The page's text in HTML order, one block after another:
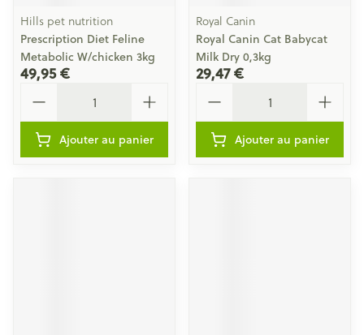
Hills pet nutrition
Prescription Diet Feline
Metabolic W/chicken 3kg
49,95 €
Ajouter au panier
Royal Canin
Royal Canin Cat Babycat
Milk Dry 0,3kg
29,47 €
Ajouter au panier